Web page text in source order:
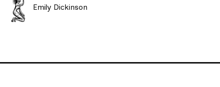
Emily Dickinson